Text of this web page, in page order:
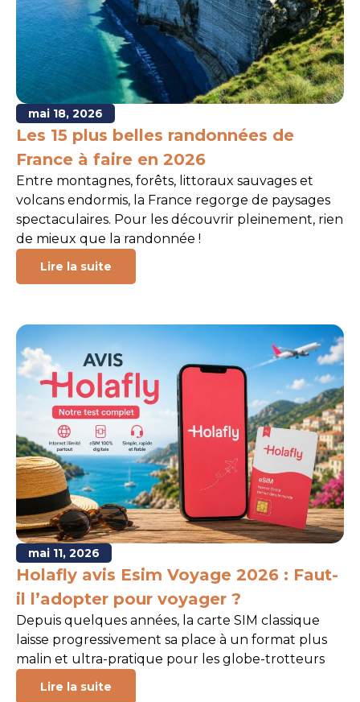
mai 18, 2026
Les 15 plus belles randonnées de
France à faire en 2026
Entre montagnes, forêts, littoraux sauvages et
volcans endormis, la France regorge de paysages
spectaculaires. Pour les découvrir pleinement, rien
de mieux que la randonnée !
Lire la suite
mai 11, 2026
Holafly avis Esim Voyage 2026 : Faut-
il l’adopter pour voyager ?
Depuis quelques années, la carte SIM classique
laisse progressivement sa place à un format plus
malin et ultra-pratique pour les globe-trotteurs
Lire la suite